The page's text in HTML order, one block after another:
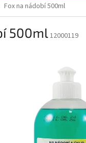
Fox na nádobí 500ml
500ml12000119